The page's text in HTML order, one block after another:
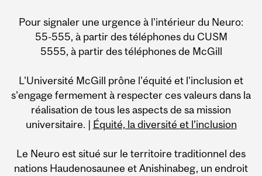
Pour signaler une urgence à l'intérieur du Neuro:
55-555, à partir des téléphones du CUSM
5555, à partir des téléphones de McGill
L'Université McGill prône l'équité et l'inclusion et
s'engage fermement à respecter ces valeurs dans la
réalisation de tous les aspects de sa mission
universitaire. | Équité, la diversité et l’inclusion
Le Neuro est situé sur le territoire traditionnel des
nations Haudenosaunee et Anishinabeg, un endroit